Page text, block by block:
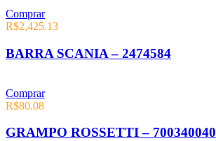
Comprar
R$2,425.13
BARRA SCANIA – 2474584
Comprar
R$80.08
GRAMPO ROSSETTI – 700340040